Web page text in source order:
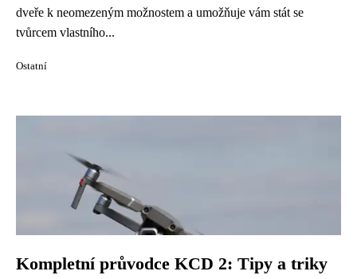
dveře k neomezeným možnostem a umožňuje vám stát se
tvůrcem vlastního...
Ostatní
Kompletní průvodce KCD 2: Tipy a triky